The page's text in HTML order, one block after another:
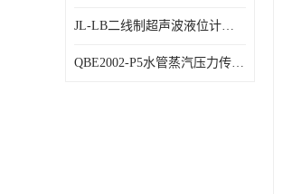
JL-LB二线制超声波液位计鸿泰产品外形美观大方
QBE2002-P5水管蒸汽压力传感器西门子产品技术规格